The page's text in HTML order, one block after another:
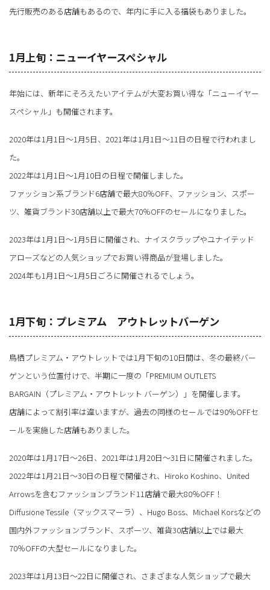
先行販売のある店舗もあるので、年内に手に入る福袋もありました。
1月上旬：ニューイヤースペシャル
年始には、新年にそろえたいアイテムが大変お買い得な「ニューイヤー
スペシャル」も開催されます。
2020年は1月1日～1月5日、2021年は1月1日～11日の日程で行われまし
た。
2022年は1月1日～1月10日の日程で開催しました。
ファッション系ブランド6店舗で最大80％OFF、ファッション、スポー
ツ、雑貨ブランド30店舗以上で最大70％OFFのセールになりました。
2023年は1月1日～1月5日に開催され、ナイスクラップやユナイテッド
アローズなどの人気ショップでお買い得商品が登場しました。
2024年も1月1日～1月5日ごろに開催されるでしょう。
1月下旬：プレミアム アウトレットバーゲン
鳥栖プレミアム・アウトレットでは1月下旬の10日間は、冬の最終バー
ゲンという位置付けで、半期に一度の「PREMIUM OUTLETS
BARGAIN（プレミアム・アウトレット バーゲン）」を開催します。
店舗によって割引率は違いますが、過去の同様のセールでは90％OFFセ
ールを実施した店舗もありました。
2020年は1月17日～26日、2021年は1月20日～31日に開催されました。
2022年は1月21日～30日の日程で開催され、Hiroko Koshino、United
Arrowsを含むファッションブランド11店舗で最大80％OFF！
Diffusione Tessile（マックスマーラ）、Hugo Boss、Michael Korsなどの
国内外ファッションブランド、スポーツ、雑貨30店舗以上では最大
70％OFFの大型セールになりました。
2023年は1月13日～22日に開催され、さまざまな人気ショップで最大